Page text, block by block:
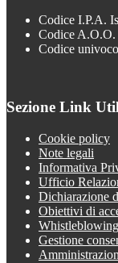
Codice I.P.A.
Codice
Codice
Sezione Link
Cookie policy
Note legali
Informativa
Ufficio
Dichiarazione
Obiettivi di
Whistleblowing
Gestione